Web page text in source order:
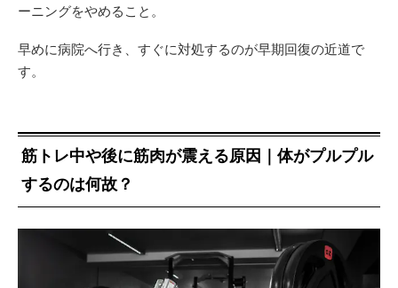
ーニングをやめること。
早めに病院へ行き、すぐに対処するのが早期回復の近道で
す。
筋トレ中や後に筋肉が震える原因｜体がプルプル
するのは何故？